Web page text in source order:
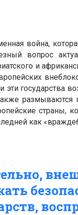
война,
вопрос
и
государства
страны,
как